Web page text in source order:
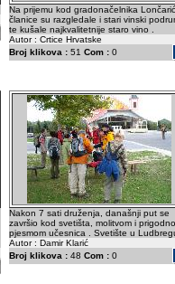
Na prijemu kod gradonačelnika
članice su razgledale i stari vinski
te kušale najkvalitetnije staro vino .
Autor : Crtice Hrvatske
Broj klikova : 51 Com : 0
Nakon 7 sati druženja, današnji put se
završio kod svetišta, molitvom i
pjesmom učesnica . Svetište u
Autor : Damir Klarić
Broj klikova : 48 Com : 0